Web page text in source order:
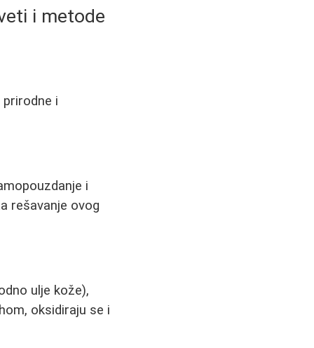
i metode
i
i
rešavanje ovog
ulje kože),
oksidiraju se i